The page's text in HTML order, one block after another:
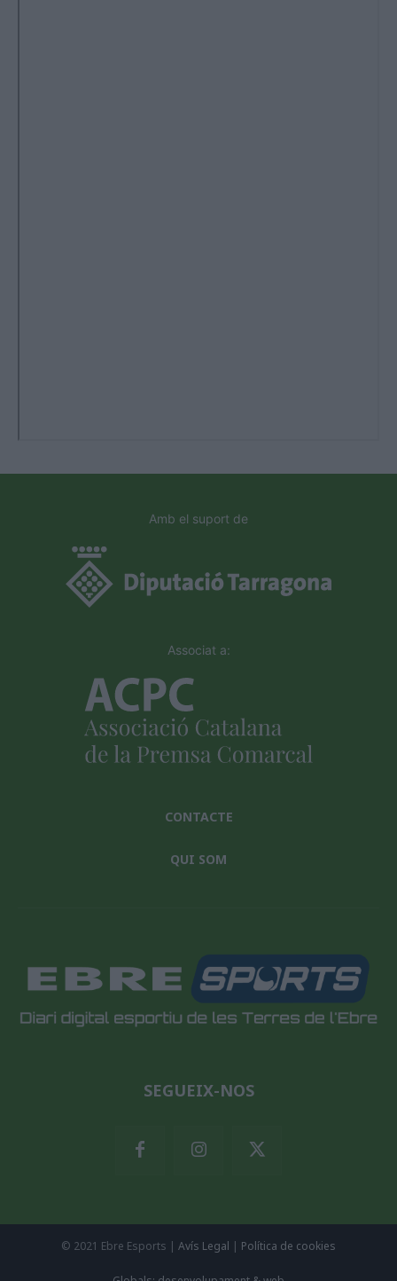
Amb el suport de
Associat a:
CONTACTE
QUI SOM
SEGUEIX-NOS
© 2021 Ebre Esports | Avís Legal | Política de cookies